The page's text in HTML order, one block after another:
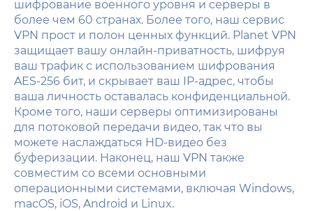
шифрование военного уровня и серверы в
более чем 60 странах. Более того, наш сервис
VPN прост и полон ценных функций. Planet VPN
защищает вашу онлайн-приватность, шифруя
ваш трафик с использованием шифрования
AES-256 бит, и скрывает ваш IP-адрес, чтобы
ваша личность оставалась конфиденциальной.
Кроме того, наши серверы оптимизированы
для потоковой передачи видео, так что вы
можете наслаждаться HD-видео без
буферизации. Наконец, наш VPN также
совместим со всеми основными
операционными системами, включая Windows,
macOS, iOS, Android и Linux.